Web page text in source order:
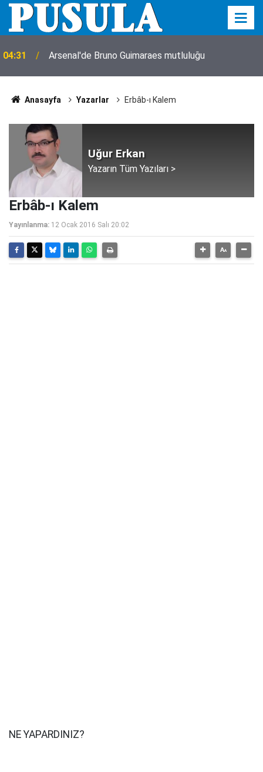
04:31 Arsenal'de Bruno Guimaraes mutluluğu
Anasayfa Yazarlar Erbâb-ı Kalem
Uğur Erkan
Yazarın Tüm Yazıları >
Erbâb-ı Kalem
Yayınlanma: 12 Ocak 2016 Salı 20:02
NE YAPARDINIZ?